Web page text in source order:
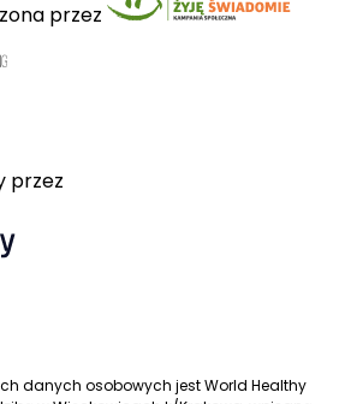
przez
przez
danych osobowych jest World Healthy